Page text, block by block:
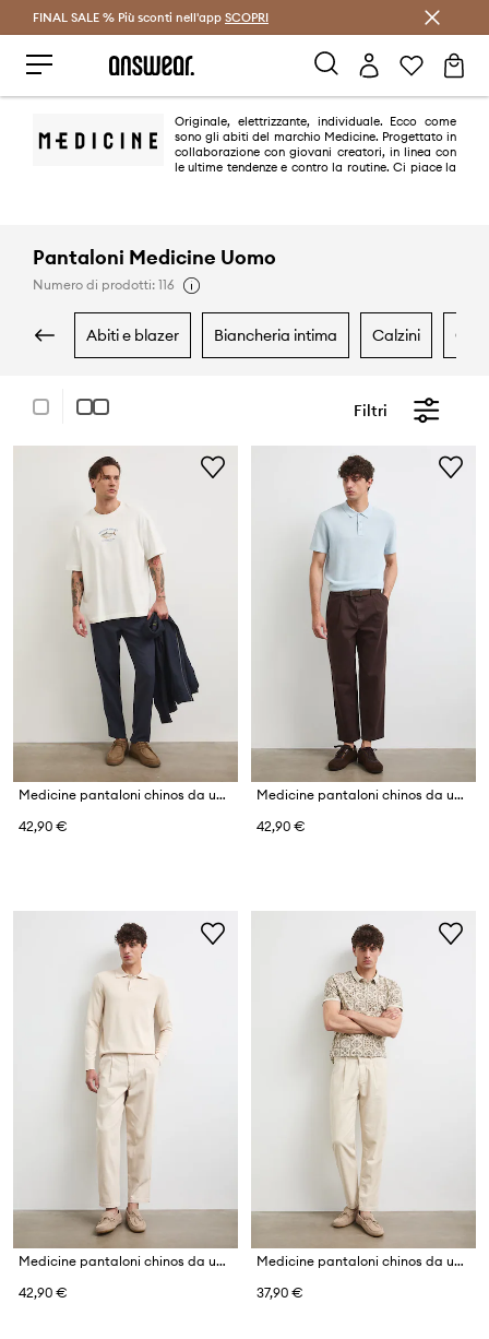
Risparmia con Answear Club >
FINAL SALE % Più sconti nell'app SCOPRI
Originale, elettrizzante, individuale. Ecco come
sono gli abiti del marchio Medicine. Progettato in
collaborazione con giovani creatori, in linea con
le ultime tendenze e contro la routine. Ci piace la
Pantaloni Medicine Uomo
Numero di prodotti: 116
abiti e blazer biancheria intima calzini
Filtri
Medicine pantaloni chinos da uomo con lino
42,90 €
Medicine pantaloni chinos da uomo in cotone
42,90 €
Medicine pantaloni chinos da uomo in cotone
42,90 €
Medicine pantaloni chinos da uomo con misto lino
37,90 €